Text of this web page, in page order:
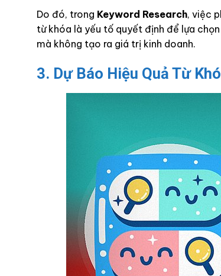
Do đó, trong Keyword Research, việc
từ khóa là yếu tố quyết định để lựa
mà không tạo ra giá trị kinh doanh.
3. Dự Báo Hiệu Quả Từ